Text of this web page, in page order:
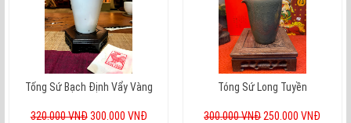
Tống Sứ Bạch Định Vẩy Vàng
320.000 VNĐ 300.000 VNĐ
Tóng Sứ Long Tuyền
300.000 VNĐ250.000 VNĐ